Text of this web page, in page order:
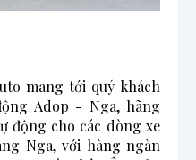
mang tới quý khách
Adop - Nga, hãng
động cho các dòng xe
Nga, với hàng ngàn